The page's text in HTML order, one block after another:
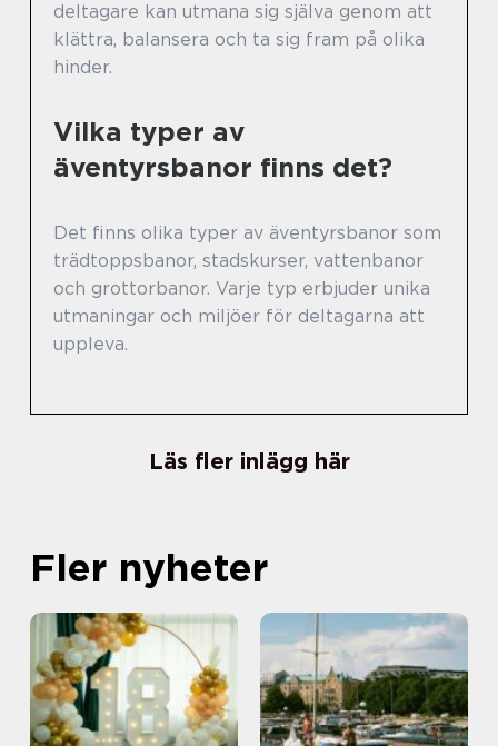
deltagare kan utmana sig själva genom att
klättra, balansera och ta sig fram på olika
hinder.
Vilka typer av
äventyrsbanor finns det?
Det finns olika typer av äventyrsbanor som
trädtoppsbanor, stadskurser, vattenbanor
och grottorbanor. Varje typ erbjuder unika
utmaningar och miljöer för deltagarna att
uppleva.
Läs fler inlägg här
Fler nyheter